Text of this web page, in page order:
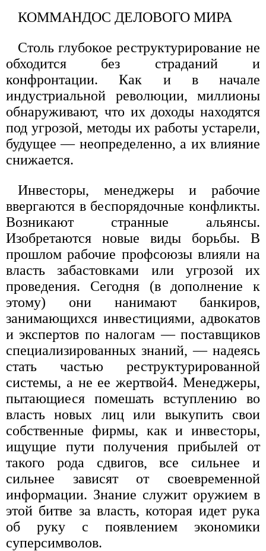
КОММАНДОС ДЕЛОВОГО МИРА
Столь глубокое реструктурирование не
обходится без страданий и
конфронтации. Как и в начале
индустриальной революции, миллионы
обнаруживают, что их доходы находятся
под угрозой, методы их работы устарели,
будущее — неопределенно, а их влияние
снижается.
Инвесторы, менеджеры и рабочие
ввергаются в беспорядочные конфликты.
Возникают странные альянсы.
Изобретаются новые виды борьбы. В
прошлом рабочие профсоюзы влияли на
власть забастовками или угрозой их
проведения. Сегодня (в дополнение к
этому) они нанимают банкиров,
занимающихся инвестициями, адвокатов
и экспертов по налогам — поставщиков
специализированных знаний, — надеясь
стать частью реструктурированной
системы, а не ее жертвой4. Менеджеры,
пытающиеся помешать вступлению во
власть новых лиц или выкупить свои
собственные фирмы, как и инвесторы,
ищущие пути получения прибылей от
такого рода сдвигов, все сильнее и
сильнее зависят от своевременной
информации. Знание служит оружием в
этой битве за власть, которая идет рука
об руку с появлением экономики
суперсимволов.